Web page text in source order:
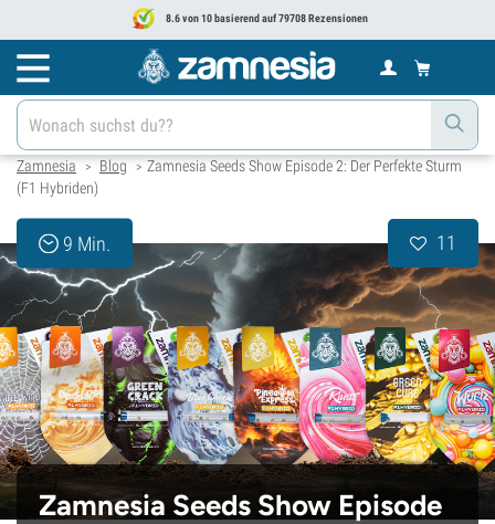
8.6 von 10 basierend auf 79708 Rezensionen
Zamnesia > Blog > Zamnesia Seeds Show Episode 2: Der Perfekte Sturm
(F1 Hybriden)
9 Min. 11
Zamnesia Seeds Show Episode